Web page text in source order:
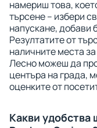
намериш това,
търсене – избери
напускане, добави
Резултатите от
наличните места
Лесно можеш да
центъра на града,
оценките от
Какви удобства